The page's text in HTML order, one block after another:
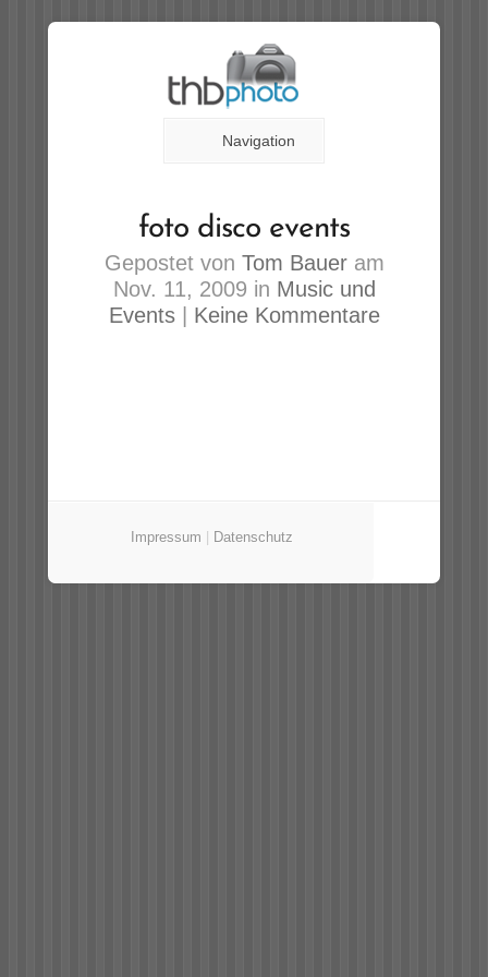
Navigation
foto disco events
Gepostet von Tom Baueram
Nov. 11, 2009 in Music und
Events| Keine Kommentare
Impressum Datenschutz